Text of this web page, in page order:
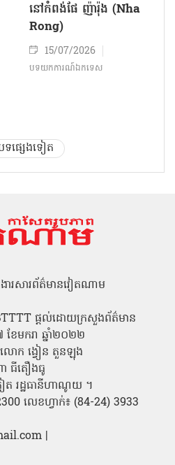
នៅកំពង់ផែ ញ៉ារ៉ុង (Nha
Rong)
15/07/2026
បទយកការណ៍ឯកទេស
ទផ្សេងទៀត
ងារសារព័ត៌មានវៀតណាម
ផ្តល់ដោយក្រសួងព័ត៌មាន
ែមករា ឆ្នាំ២០២២
លោក ង្វៀន តួនឡុង
ធីតឿងធូ
ត រដ្ឋធានីហាណូយ ។
លេខហ្វាក់៖ (84-24) 3933
|